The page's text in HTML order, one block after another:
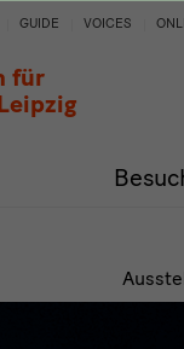
für
GUIDE VOICES